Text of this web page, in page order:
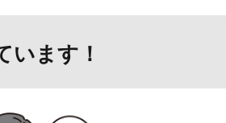
います！